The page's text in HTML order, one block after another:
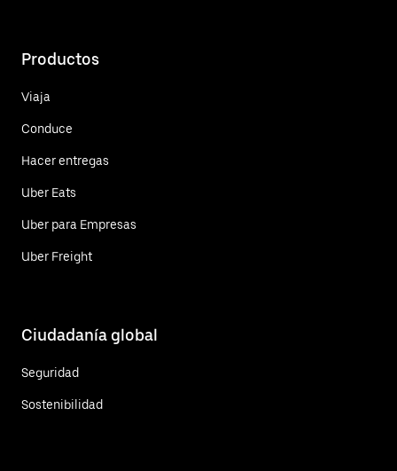
Productos
Viaja
Conduce
Hacer entregas
Uber Eats
Uber para Empresas
Uber Freight
Ciudadanía global
Seguridad
Sostenibilidad